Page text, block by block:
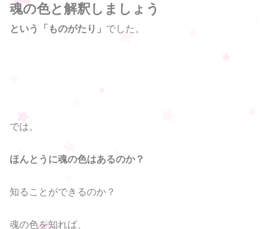
魂の色と解釈しましょう
という「ものがたり」 でした。
では。
ほんとうに魂の色はあるのか？
知ることができるのか？
魂の色を知れば、